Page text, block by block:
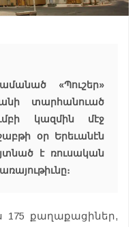
«Պուշեր»
տարհանուած
կազմին մէջ
օր Երեւանէն
է ռուսական
175 քաղաքացիներ,